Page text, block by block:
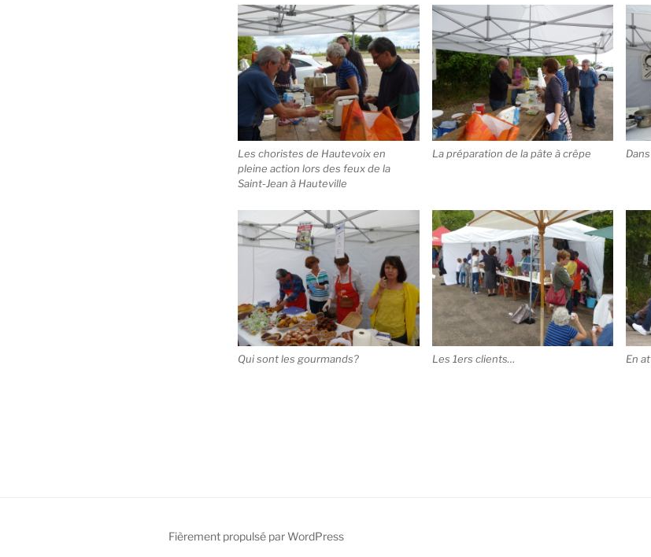
Les choristes de Hautevoix en
pleine action lors des feux de la
Saint-Jean à Hauteville
La préparation de la pâte à crêpe
Qui sont les gourmands? Les 1ers clients… En
Fièrement propulsé par WordPress